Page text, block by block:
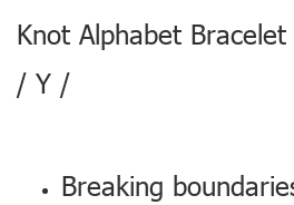
Knot Alphabet
/ Y /
Breaking